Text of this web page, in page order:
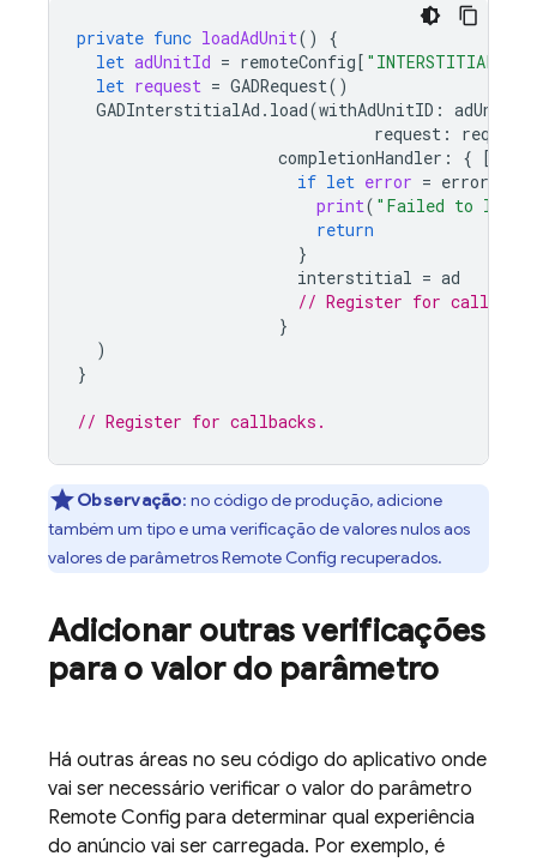
private func loadAdUnit()
{
let adUnitId = remoteConfig[
let request = GADRequest()
GADInterstitialAd . load(withAdUnitID : adUnitId
request : request
completionHandler : { [
if let error = error
print( "Failed to
return
}
interstitial = ad
// Register for
}
)
}
// Register for callbacks.
Observação: no código de produção, adicione
também um tipo e uma verificação de valores nulos aos
valores de parâmetrosRemote Config recuperados.
Adicionar outras verificações
para o valor do parâmetro
Há outras áreas no seu código do aplicativo onde
vai ser necessário verificar o valor do parâmetro
Remote Config para determinar qual experiência
do anúncio vai ser carregada. Por exemplo, é